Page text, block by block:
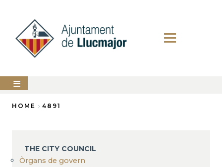
content
The
city
Services
HOME 4891
THE CITY COUNCIL
Òrgans de govern